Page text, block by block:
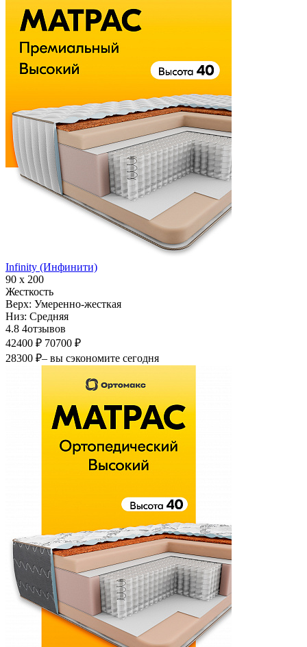
Infinity (Инфинити)
90 х 200
Жесткость
Верх: Умеренно-жесткая
Низ: Средняя
4.8 4отзывов
42400 ₽ 70700 ₽
28300 ₽– вы сэкономите сегодня